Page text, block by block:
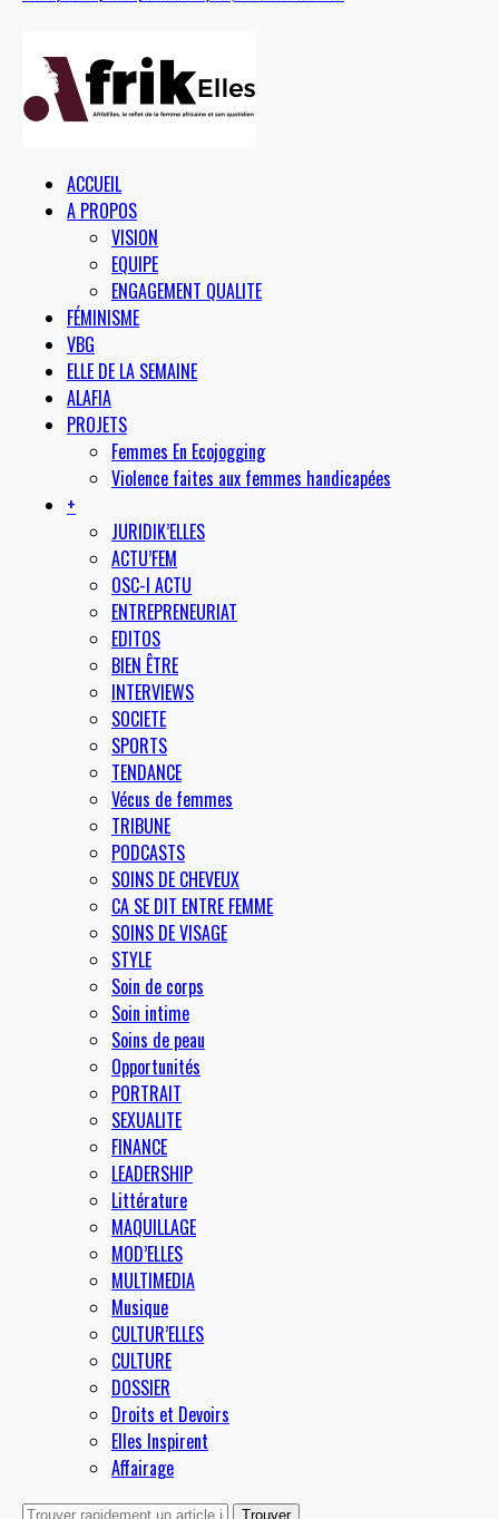
ACCUEIL
A PROPOS
VISION
EQUIPE
ENGAGEMENT QUALITE
FÉMINISME
VBG
ELLE DE LA SEMAINE
ALAFIA
PROJETS
Femmes En Ecojogging
Violence faites aux femmes handicapées
+
JURIDIK’ELLES
ACTU’FEM
OSC-I ACTU
ENTREPRENEURIAT
EDITOS
BIEN ÊTRE
INTERVIEWS
SOCIETE
SPORTS
TENDANCE
Vécus de femmes
TRIBUNE
PODCASTS
SOINS DE CHEVEUX
CA SE DIT ENTRE FEMME
SOINS DE VISAGE
STYLE
Soin de corps
Soin intime
Soins de peau
Opportunités
PORTRAIT
SEXUALITE
FINANCE
LEADERSHIP
Littérature
MAQUILLAGE
MOD’ELLES
MULTIMEDIA
Musique
CULTUR’ELLES
CULTURE
DOSSIER
Droits et Devoirs
Elles Inspirent
Affairage